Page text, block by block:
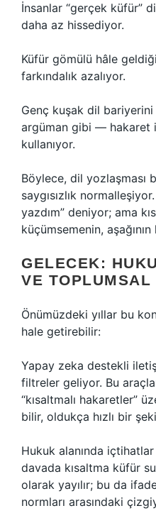
İnsanlar “gerçek küfür”
daha az hissediyor.
Küfür gömülü hâle
farkındalık azalıyor.
Genç kuşak dil
argüman gibi — hakaret
kullanıyor.
Böylece, dil yozlaşması
saygısızlık
yazdım” deniyor; ama
küçümsemenin, aşağının
GELECEK:
VE TOPLUMSAL
Önümüzdeki yıllar bu
hale getirebilir:
Yapay zeka destekli
filtreler geliyor. Bu
“kısaltmalı hakaretler”
bilir, oldukça hızlı bir
Hukuk alanında
davada kısaltma küfür
olarak yayılır; bu da
normları arasındaki